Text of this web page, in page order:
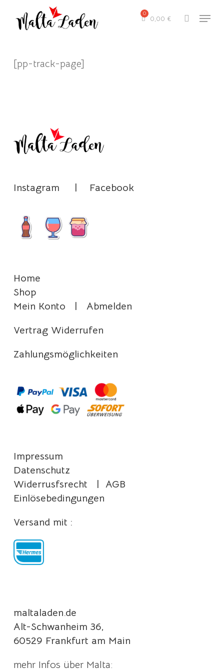
0,00 € search
Menu
[pp-track-page]
Instagram | Facebook
Home
Shop
Mein Konto | Abmelden
Vertrag Widerrufen
Zahlungsmöglichkeiten
Impressum
Datenschutz
Widerrusfsrecht
AGB
Einlösebedingungen
Versand mit :
maltaladen.de
Alt-Schwanheim 36,
60529 Frankfurt am Main
mehr Infos über Malta: